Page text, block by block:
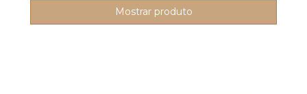
Mostrar produto